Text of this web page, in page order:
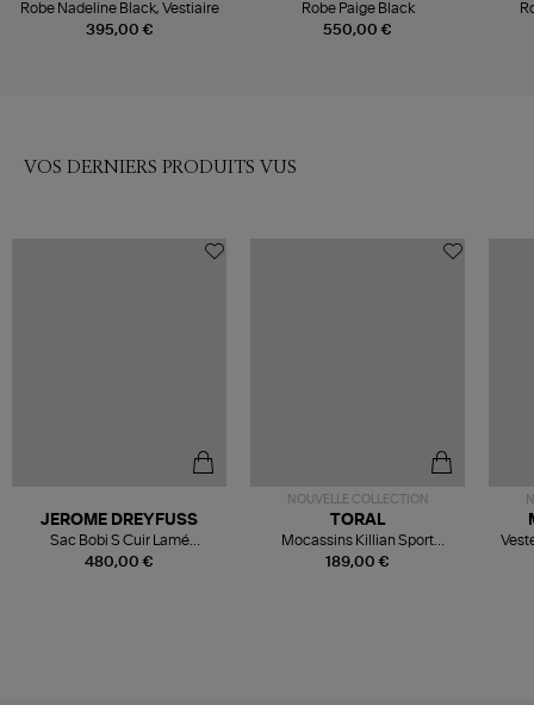
395,00 €
Robe Nadeline Black, Vestiaire
550,00 €
Robe Paige Black
VOS DERNIERS PRODUITS VUS
480,00 €
JEROME DREYFUSS
Sac Bobi S Cuir Lamé
Champagne
NOUVELLE COLLECTION
189,00 €
TORAL
Mocassins Killian Sport
Mousse